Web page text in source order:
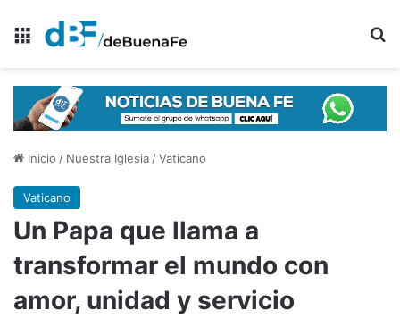
Menú
Inicio / Nuestra Iglesia/Vaticano
Vaticano
Un Papa que llama a
transformar el mundo con
amor, unidad y servicio